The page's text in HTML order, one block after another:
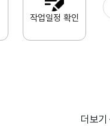
작업일정 확인
더보기